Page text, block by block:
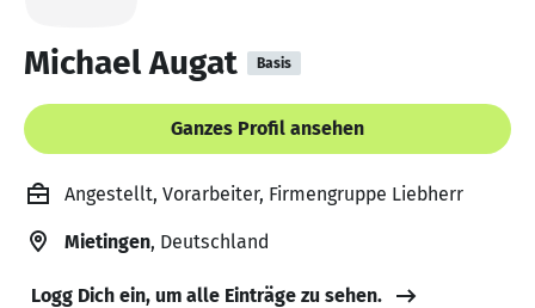
Michael Augat Basis
Ganzes Profil ansehen
Angestellt, Vorarbeiter, Firmengruppe Liebherr
Mietingen, Deutschland
Logg Dich ein, um alle Einträge zu sehen.